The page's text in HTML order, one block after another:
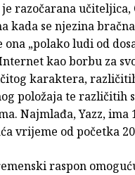
razočarana učiteljica,
kada se njezina
ona „polako ludi od
kao borbu za
karaktera,
položaja te različitih
Najmlađa, Yazz,
vrijeme od početka
raspon